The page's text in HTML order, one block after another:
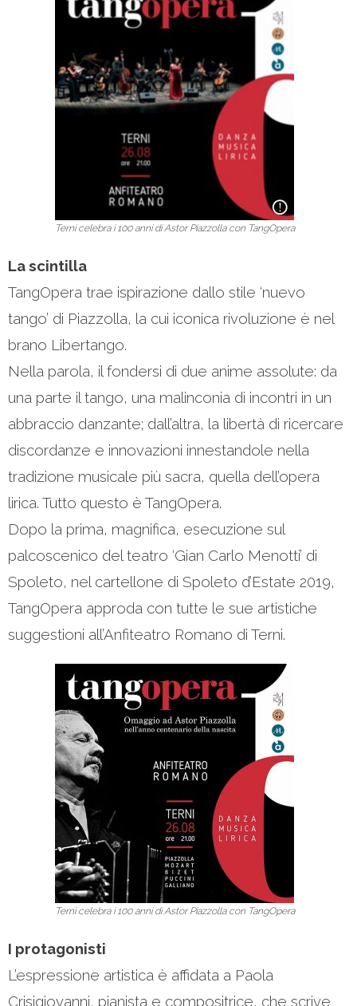
Terni celebra i 100 anni di Astor Piazzolla con TangOpera
La scintilla
TangOpera trae ispirazione dallo stile ‘nuevo
tango’ di Piazzolla, la cui iconica rivoluzione è nel
brano Libertango.
Nella parola, il fondersi di due anime assolute: da
una parte il tango, una malinconia di incontri in un
abbraccio danzante; dall’altra, la libertà di ricercare
discordanze e innovazioni innestandole nella
tradizione musicale più sacra, quella dell’opera
lirica. Tutto questo è TangOpera.
Dopo la prima, magnifica, esecuzione sul
palcoscenico del teatro ‘Gian Carlo Menotti’ di
Spoleto, nel cartellone di Spoleto d’Estate 2019,
TangOpera approda con tutte le sue artistiche
suggestioni all’Anfiteatro Romano di Terni.
Terni celebra i 100 anni di Astor Piazzolla con TangOpera
I protagonisti
L’espressione artistica è affidata a Paola
Crisigiovanni, pianista e compositrice, che scrive